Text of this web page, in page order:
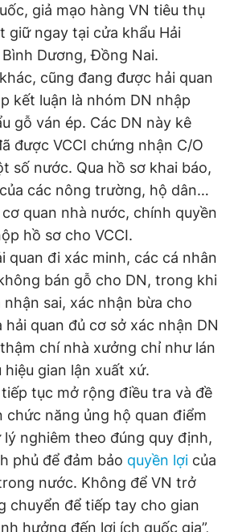
giả mạo hàng VN tiêu thụ
giữ ngay tại cửa khẩu Hải
Bình Dương, Đồng Nai.
cũng đang được hải quan
kết luận là nhóm DN nhập
gỗ ván ép. Các DN này kê
được VCCI chứng nhận C/O
số nước. Qua hồ sơ khai báo,
các nông trường, hộ dân…
quan nhà nước, chính quyền
hồ sơ cho VCCI.
quan đi xác minh, các cá nhân
bán gỗ cho DN, trong khi
sai, xác nhận bừa cho
hải quan đủ cơ sở xác nhận DN
chí nhà xưởng chỉ như lán
gian lận xuất xứ.
tục mở rộng điều tra và đề
chức năng ủng hộ quan điểm
lý nghiêm theo đúng quy định,
phủ để đảm bảo quyền lợi của
nước. Không để VN trở
chuyển để tiếp tay cho gian
hưởng đến lợi ích quốc gia”,